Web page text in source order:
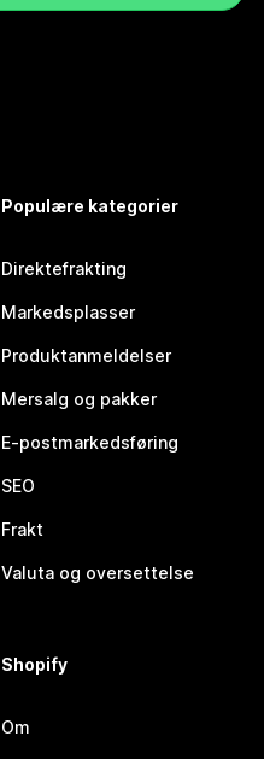
Populære kategorier
Direktefrakting
Markedsplasser
Produktanmeldelser
Mersalg og pakker
E-postmarkedsføring
SEO
Frakt
Valuta og oversettelse
Shopify
Om